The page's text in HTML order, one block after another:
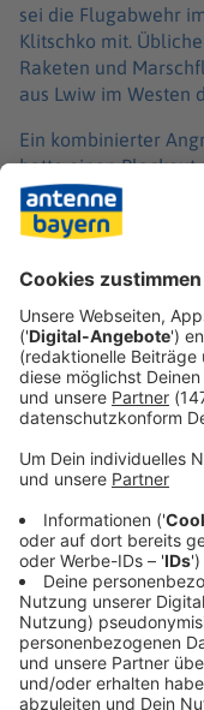
sei die Flugabwehr
Klitschko mit.
Raketen und
aus Lwiw im Westen
Ein kombinierter
hatte einen Blackout
Dnipropetrowsk im
waren
über ohne Strom.
Energiesystem mit